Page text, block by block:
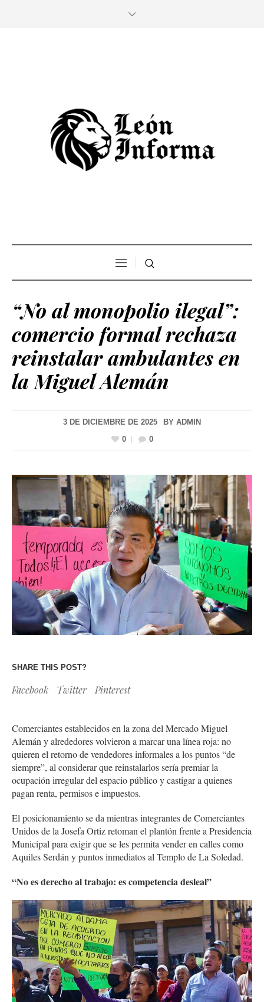
“No al monopolio ilegal”:
comercio formal rechaza
reinstalar ambulantes en
la Miguel Alemán
3 DE DICIEMBRE DE 2025 BY ADMIN
0
0
SHARE THIS POST?
Facebook Twitter Pinterest
Comerciantes establecidos en la zona del Mercado Miguel
Alemán y alrededores volvieron a marcar una línea roja: no
quieren el retorno de vendedores informales a los puntos “de
siempre”, al considerar que reinstalarlos sería premiar la
ocupación irregular del espacio público y castigar a quienes
pagan renta, permisos e impuestos.
El posicionamiento se da mientras integrantes de Comerciantes
Unidos de la Josefa Ortiz retoman el plantón frente a Presidencia
Municipal para exigir que se les permita vender en calles como
Aquiles Serdán y puntos inmediatos al Templo de La Soledad.
“No es derecho al trabajo: es competencia desleal”